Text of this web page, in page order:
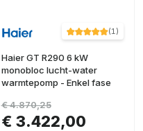
(1)
Haier GT R290 6 kW
monobloc lucht-water
warmtepomp - Enkel fase
€ 3.422,00
€ 4.870,25